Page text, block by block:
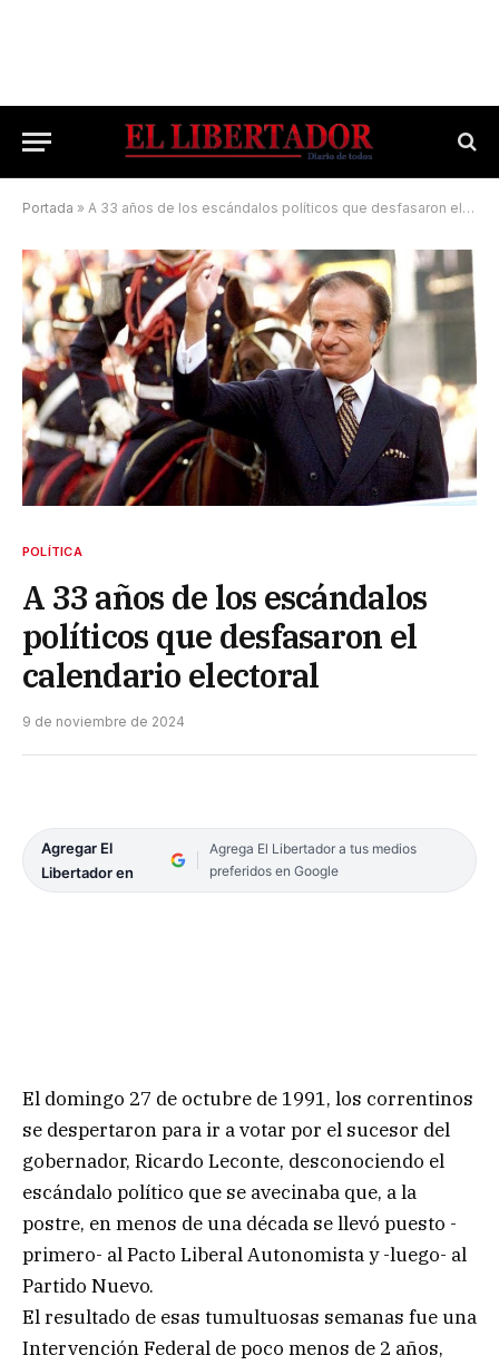
Portada » A 33 años de los escándalos políticos que desfasaron el calendario electoral
POLÍTICA
A 33 años de los escándalos
políticos que desfasaron el
calendario electoral
9 de noviembre de 2024
Agregar El
Libertador en
Agrega El Libertador a tus medios
preferidos en Google
El domingo 27 de octubre de 1991, los correntinos
se despertaron para ir a votar por el sucesor del
gobernador, Ricardo Leconte, desconociendo el
escándalo político que se avecinaba que, a la
postre, en menos de una década se llevó puesto -
primero- al Pacto Liberal Autonomista y -luego- al
Partido Nuevo.
El resultado de esas tumultuosas semanas fue una
Intervención Federal de poco menos de 2 años,